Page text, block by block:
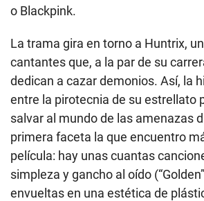
o Blackpink.
La trama gira en torno a Huntrix,
cantantes que, a la par de su
dedican a cazar demonios. Así, la
entre la pirotecnia de su estrellato
salvar al mundo de las amenazas
primera faceta la que encuentro
película: hay unas cuantas
simpleza y gancho al oído
envueltas en una estética de